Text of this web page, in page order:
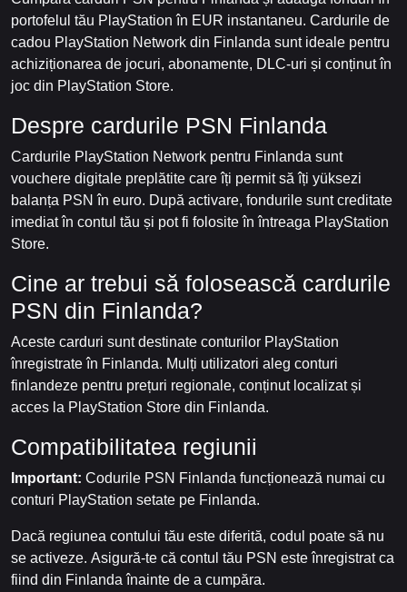
portofelul tău PlayStation în EUR instantaneu. Cardurile de
cadou PlayStation Network din Finlanda sunt ideale pentru
achiziționarea de jocuri, abonamente, DLC-uri și conținut în
joc din PlayStation Store.
Despre cardurile PSN Finlanda
Cardurile PlayStation Network pentru Finlanda sunt
vouchere digitale preplătite care îți permit să îți yüksezi
balanța PSN în euro. După activare, fondurile sunt creditate
imediat în contul tău și pot fi folosite în întreaga PlayStation
Store.
Cine ar trebui să folosească cardurile
PSN din Finlanda?
Aceste carduri sunt destinate conturilor PlayStation
înregistrate în Finlanda. Mulți utilizatori aleg conturi
finlandeze pentru prețuri regionale, conținut localizat și
acces la PlayStation Store din Finlanda.
Compatibilitatea regiunii
Important: Codurile PSN Finlanda funcționează numai cu
conturi PlayStation setate pe Finlanda.
Dacă regiunea contului tău este diferită, codul poate să nu
se activeze. Asigură-te că contul tău PSN este înregistrat ca
fiind din Finlanda înainte de a cumpăra.